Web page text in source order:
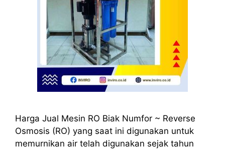
Harga Jual Mesin RO Biak Numfor ~ Reverse
Osmosis (RO) yang saat ini digunakan untuk
memurnikan air telah digunakan sejak tahun